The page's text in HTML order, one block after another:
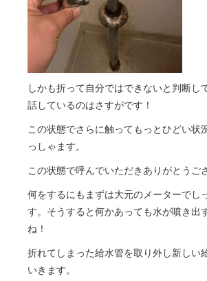
しかも折って自分ではできないと判断し
話しているのはさすがです！
この状態でさらに触ってもっとひどい状
っしゃます。
この状態で呼んでいただきありがとうご
何をするにもまずは大元のメーターでし
す。そうすると何かあっても水が噴き出
ね！
折れてしまった給水管を取り外し新しい
いきます。